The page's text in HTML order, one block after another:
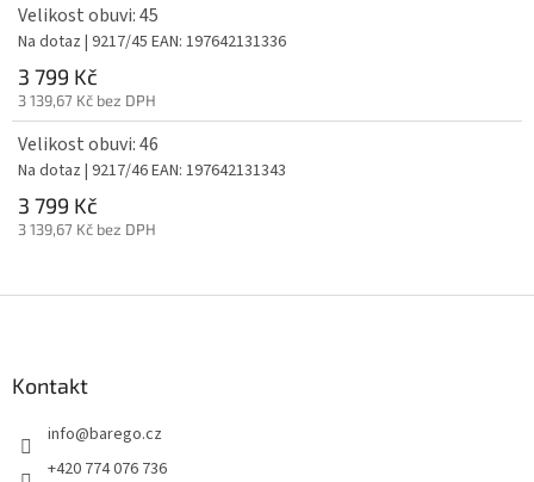
Velikost obuvi: 45
Na dotaz | 9217/45 EAN: 197642131336
3 799 Kč
3 139,67 Kč bez DPH
Velikost obuvi: 46
Na dotaz | 9217/46EAN: 197642131343
3 799 Kč
3 139,67 Kč bez DPH
Kontakt
info@barego.cz
+420 774 076 736